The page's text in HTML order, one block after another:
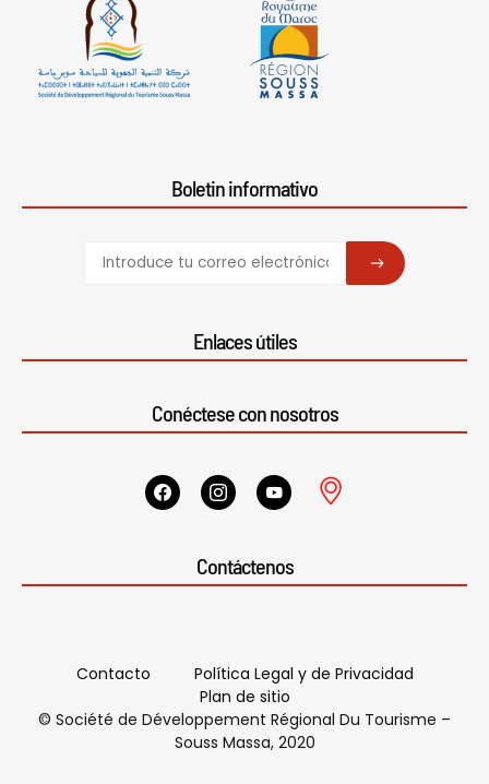
Boletin informativo
SUBSCRIBE
Enlaces útiles
Conéctese con nosotros
Contáctenos
Contacto
Política Legal y de Privacidad
Plan de sitio
© Société de Développement Régional Du Tourisme –
Souss Massa, 2020